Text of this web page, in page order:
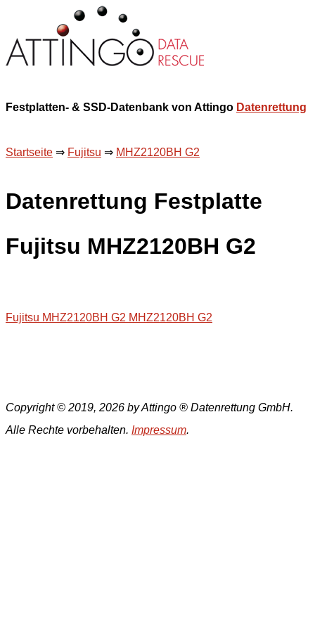
Festplatten- & SSD-Datenbank von Attingo Datenrettung
Startseite ⇒ Fujitsu ⇒ MHZ2120BH G2
Datenrettung Festplatte
Fujitsu MHZ2120BH G2
Fujitsu MHZ2120BH G2 MHZ2120BH G2
Copyright © 2019, 2026 by Attingo ® Datenrettung GmbH.
Alle Rechte vorbehalten. Impressum.